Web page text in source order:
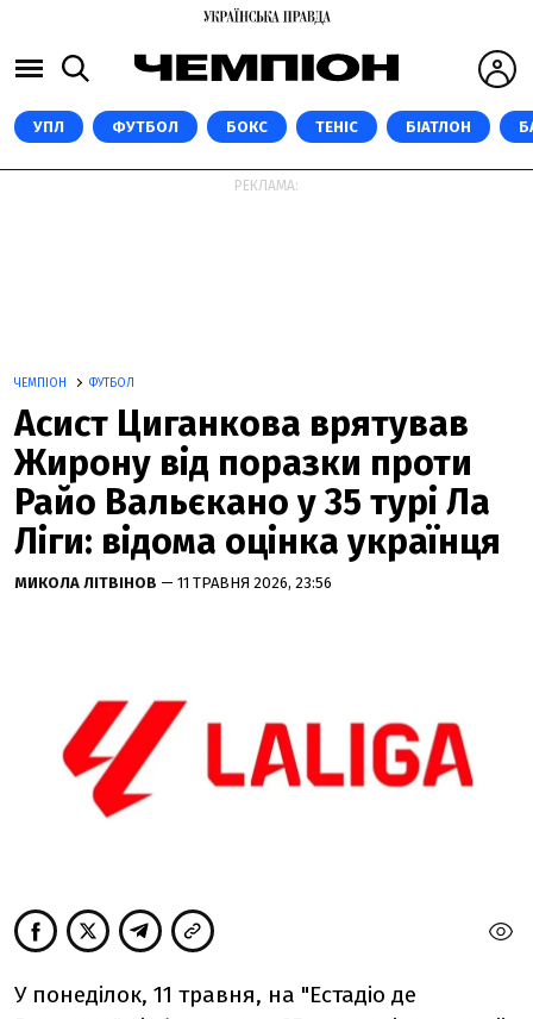
УПЛ ФУТБОЛ БОКС ТЕНІС БІАТЛОН
РЕКЛАМА:
ЧЕМПІОН ФУТБОЛ
Асист Циганкова врятував
Жирону від поразки проти
Райо Вальєкано у 35 турі Ла
Ліги: відома оцінка українця
МИКОЛА ЛІТВІНОВ — 11 ТРАВНЯ 2026, 23:56
У понеділок, 11 травня, на "Естадіо де